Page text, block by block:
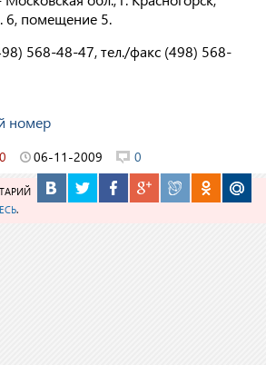
помещение 5.
568-48-47, тел./факс (498) 568-
номер
0 06-11-2009 0
.